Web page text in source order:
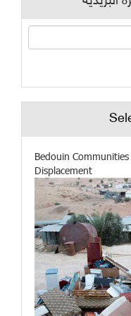
Bedouin
Displacement